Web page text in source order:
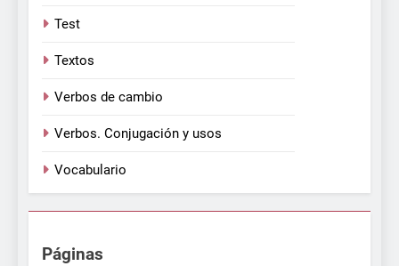
Test
Textos
Verbos de cambio
Verbos. Conjugación y usos
Vocabulario
Páginas